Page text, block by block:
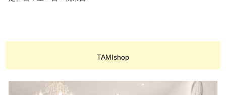
TAMIshop